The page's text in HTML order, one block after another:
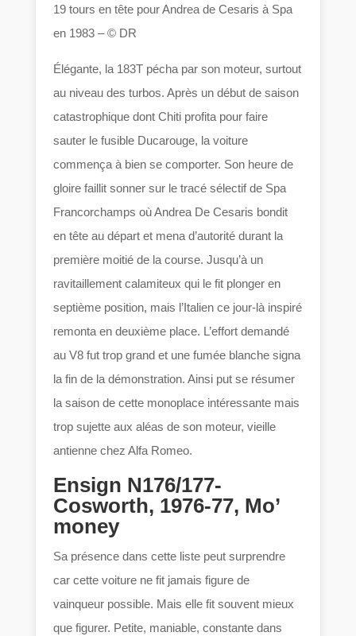
19 tours en tête pour Andrea de Cesaris à Spa
en 1983 – © DR
Élégante, la 183T pécha par son moteur, surtout
au niveau des turbos. Après un début de saison
catastrophique dont Chiti profita pour faire
sauter le fusible Ducarouge, la voiture
commença à bien se comporter. Son heure de
gloire faillit sonner sur le tracé sélectif de Spa
Francorchamps où Andrea De Cesaris bondit
en tête au départ et mena d’autorité durant la
première moitié de la course. Jusqu’à un
ravitaillement calamiteux qui le fit plonger en
septième position, mais l’Italien ce jour-là inspiré
remonta en deuxième place. L’effort demandé
au V8 fut trop grand et une fumée blanche signa
la fin de la démonstration. Ainsi put se résumer
la saison de cette monoplace intéressante mais
trop sujette aux aléas de son moteur, vieille
antienne chez Alfa Romeo.
Ensign N176/177-
Cosworth, 1976-77, Mo’
money
Sa présence dans cette liste peut surprendre
car cette voiture ne fit jamais figure de
vainqueur possible. Mais elle fit souvent mieux
que figurer. Petite, maniable, constante dans